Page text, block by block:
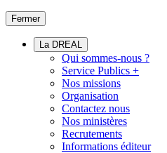
Fermer
La DREAL
Qui sommes-nous ?
Service Publics +
Nos missions
Organisation
Contactez nous
Nos ministères
Recrutements
Informations éditeur